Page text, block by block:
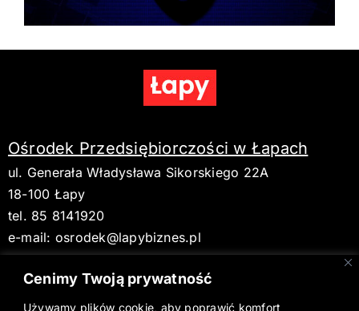
Cenimy Twoją prywatność
Używamy plików cookie, aby poprawić komfort
Ośrodek Przedsiębiorczości w Łapach
ul. Generała Władysława Sikorskiego 22A
18-100 Łapy
tel. 85 8141920
e-mail: osrodek@lapybiznes.pl